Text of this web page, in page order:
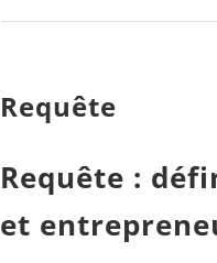
Requête
Requête :
et